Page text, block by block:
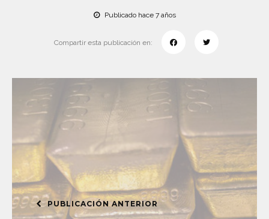
Publicado hace 7 años
Compartir esta publicación en:
PUBLICACIÓN ANTERIOR